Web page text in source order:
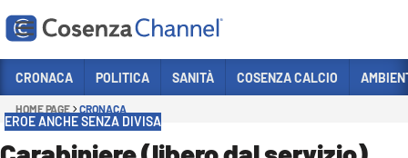
Sezioni
CRONACA
CRONACA POLITICA SANITÀ COSENZA CALCIO
HOME PAGE CRONACA
EROE ANCHE SENZA DIVISA